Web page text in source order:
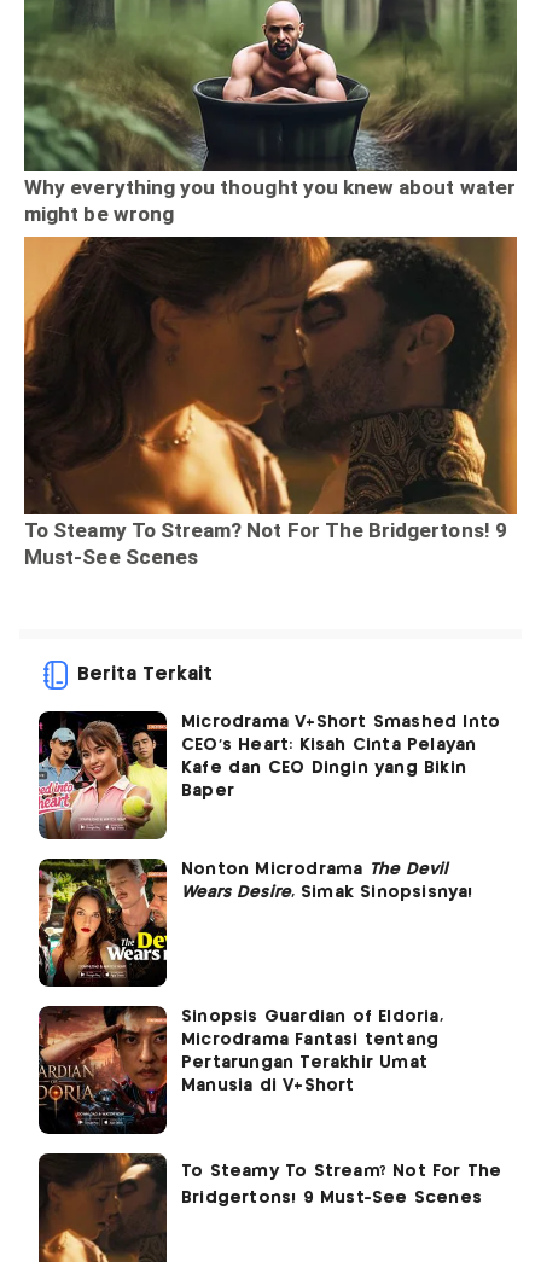
Berita Terkait
Microdrama V+Short Smashed Into
CEO's Heart: Kisah Cinta Pelayan
Kafe dan CEO Dingin yang Bikin
Baper
Nonton Microdrama The Devil
Wears Desire, Simak Sinopsisnya!
Sinopsis Guardian of Eldoria,
Microdrama Fantasi tentang
Pertarungan Terakhir Umat
Manusia di V+Short